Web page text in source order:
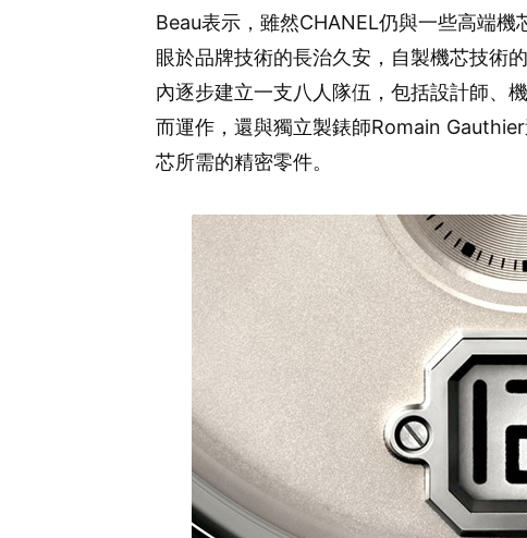
Beau表示，雖然CHANEL仍與一些高端
眼於品牌技術的長治久安，自製機芯技術
內逐步建立一支八人隊伍，包括設計師、
而運作，還與獨立製錶師Romain
芯所需的精密零件。